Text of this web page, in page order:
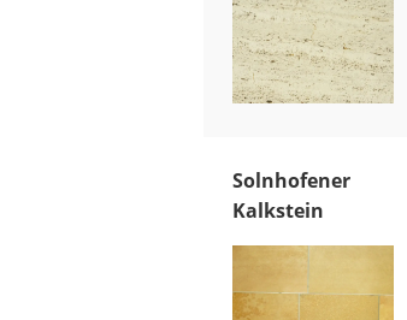
Solnhofener
Kalkstein